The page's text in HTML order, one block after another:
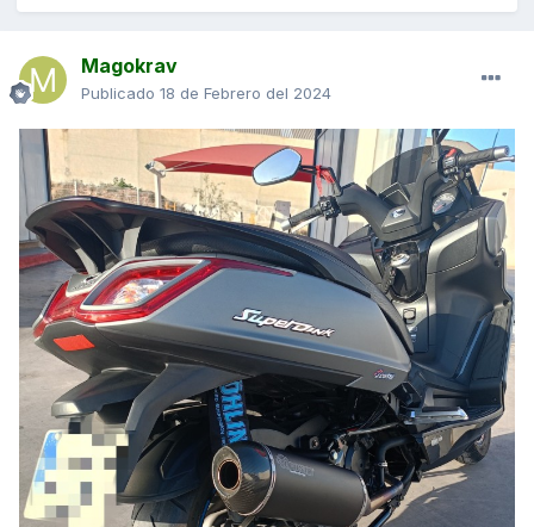
Magokrav
Publicado 18 de Febrero del 2024